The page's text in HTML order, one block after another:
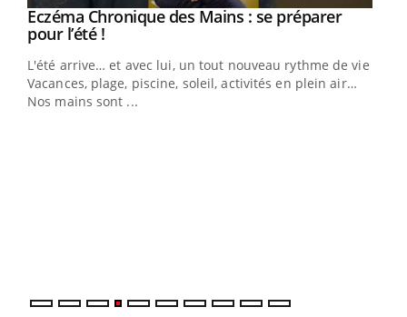
Youtube
Eczéma Chronique des Mains : se préparer
pour l’été !Youtube
L'été arrive… et avec lui, un tout nouveau rythme de vie !
Vacances, plage, piscine, soleil, activités en plein air…
Nos mains sont ...